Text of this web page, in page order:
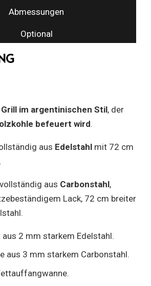
Abmessungen
Optional
Grill im argentinischen Stil, der
befeuert wird.
aus Edelstahlmit 72 cm
aus Carbonstahl,
Lack, 72 cm breiter
2 mm starkem Edelstahl.
aus 3 mm starkem Carbonstahl.